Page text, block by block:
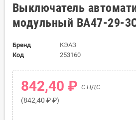
Выключатель
модульный ВА47-29-
Бренд
КЭАЗ
Код
253160
842,40 ₽ С НДС
(842,40 ₽ ₽)